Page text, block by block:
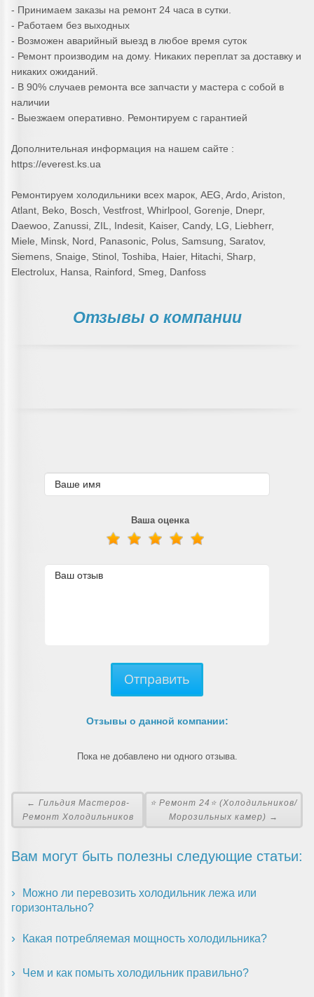
- Принимаем заказы на ремонт 24 часа в сутки.
- Работаем без выходных
- Возможен аварийный выезд в любое время суток
- Ремонт производим на дому. Никаких переплат за доставку и
никаких ожиданий.
- В 90% случаев ремонта все запчасти у мастера с собой в
наличии
- Выезжаем оперативно. Ремонтируем с гарантией
Дополнительная информация на нашем сайте :
https://everest.ks.ua
Ремонтируем холодильники всех марок, AEG, Ardo, Ariston,
Atlant, Beko, Bosch, Vestfrost, Whirlpool, Gorenje, Dnepr,
Daewoo, Zanussi, ZIL, Indesit, Kaiser, Candy, LG, Liebherr,
Miele, Minsk, Nord, Panasonic, Polus, Samsung, Saratov,
Siemens, Snaige, Stinol, Toshiba, Haier, Hitachi, Sharp,
Electrolux, Hansa, Rainford, Smeg, Danfoss
Отзывы о компании
Ваша оценка
Отправить
Отзывы о данной компании:
Пока не добавлено ни одного отзыва.
← Гильдия Мастеров-
Ремонт Холодильников
⭐ Ремонт 24⭐ (Холодильников/
Морозильных камер) →
Вам могут быть полезны следующие статьи:
Можно ли перевозить холодильник лежа или
горизонтально?
Какая потребляемая мощность холодильника?
Чем и как помыть холодильник правильно?